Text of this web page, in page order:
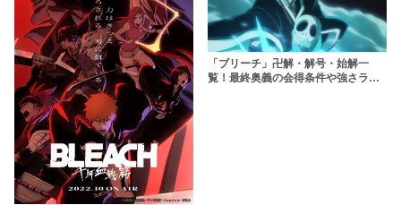
「ブリーチ」卍解・解号・始解一
覧！最終奥義の会得条件や強さラン